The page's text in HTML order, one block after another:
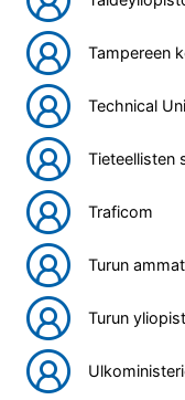
Tampereen
Technical
Tieteellisten
Traficom
Turun
Turun